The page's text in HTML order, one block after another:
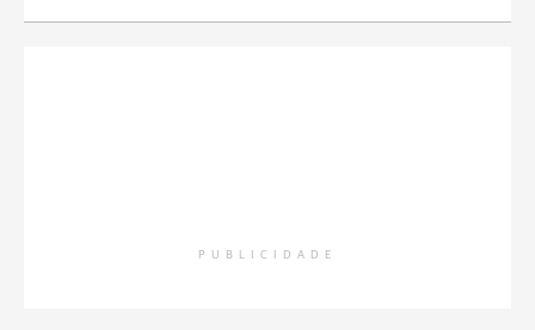
PUBLICIDADE